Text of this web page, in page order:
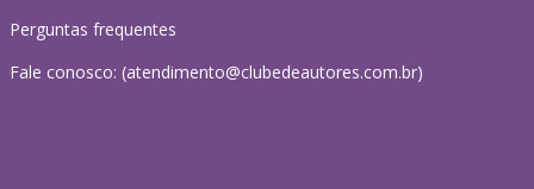
Perguntas frequentes
Fale conosco: (atendimento@clubedeautores.com.br)